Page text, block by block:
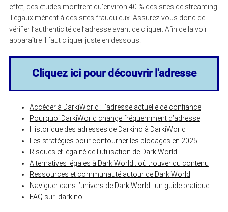
effet, des études montrent qu’environ 40 % des sites de streaming
illégaux mènent à des sites frauduleux. Assurez-vous donc de
vérifier l’authenticité de l’adresse avant de cliquer. Afin de la voir
apparaître il faut cliquer juste en dessous.
Cliquez ici pour découvrir l'adresse
Accéder à DarkiWorld : l’adresse actuelle de confiance
Pourquoi DarkiWorld change fréquemment d’adresse
Historique des adresses de Darkino à DarkiWorld
Les stratégies pour contourner les blocages en 2025
Risques et légalité de l’utilisation de DarkiWorld
Alternatives légales à DarkiWorld : où trouver du contenu
Ressources et communauté autour de DarkiWorld
Naviguer dans l’univers de DarkiWorld : un guide pratique
FAQ sur .darkino